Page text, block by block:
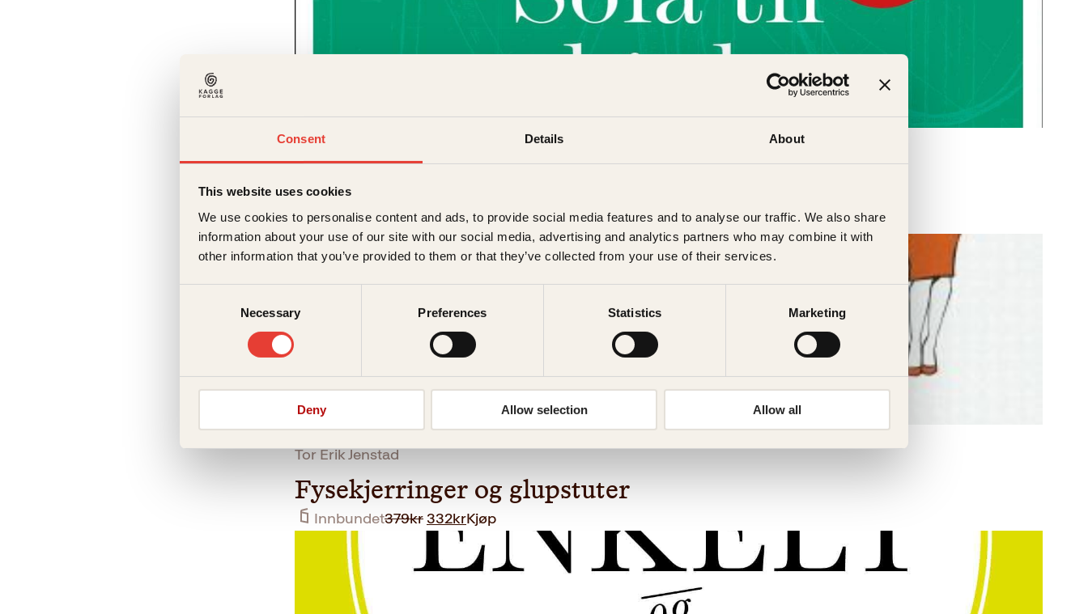
Consent Details About
This website uses cookies
We use cookies to personalise content and ads, to provide social media features and to analyse our traffic. We also share
information about your use of our site with our social media, advertising and analytics partners who may combine it with
other information that you’ve provided to them or that they’ve collected from your use of their services.
Necessary Preferences Statistics Marketing
Deny Allow selection Allow all
Per Egil Hegge
Sofa til salgs hos dame som er myk å ligge på
Innbundet379krLes mer
Tor Erik Jenstad
Fysekjerringer og glupstuter
Innbundet379kr O
p
p
r
332krN
æ
Kjøp